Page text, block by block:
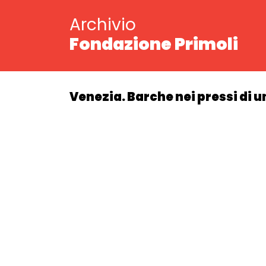
Archivio
Fondazione Primoli
Venezia. Barche nei pressi di